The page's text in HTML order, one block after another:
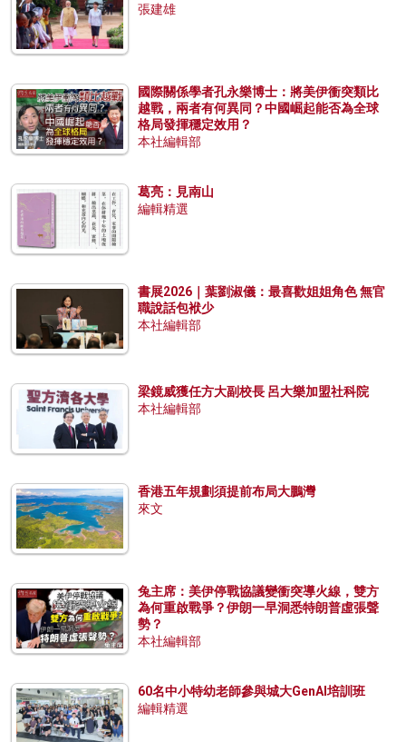
張建雄
國際關係學者孔永樂博士：將美伊衝突類比
越戰，兩者有何異同？中國崛起能否為全球
格局發揮穩定效用？
本社編輯部
葛亮：見南山
編輯精選
書展2026｜葉劉淑儀：最喜歡姐姐角色 無官
職說話包袱少
本社編輯部
梁鏡威獲任方大副校長 呂大樂加盟社科院
本社編輯部
香港五年規劃須提前布局大鵬灣
來文
兔主席：美伊停戰協議變衝突導火線，雙方
為何重啟戰爭？伊朗一早洞悉特朗普虛張聲
勢？
本社編輯部
60名中小特幼老師參與城大GenAI培訓班
編輯精選